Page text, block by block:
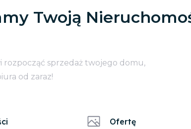
Twoją
rozpocząć sprzedaż twojego domu,
od zaraz!
Ofertę